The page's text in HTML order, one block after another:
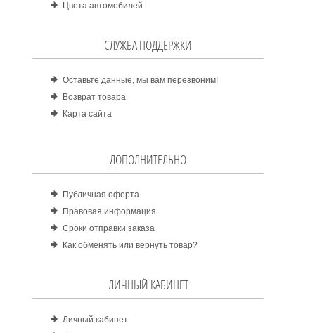
Цвета автомобилей
СЛУЖБА ПОДДЕРЖКИ
Оставьте данные, мы вам перезвоним!
Возврат товара
Карта сайта
ДОПОЛНИТЕЛЬНО
Публичная оферта
Правовая информация
Сроки отправки заказа
Как обменять или вернуть товар?
ЛИЧНЫЙ КАБИНЕТ
Личный кабинет